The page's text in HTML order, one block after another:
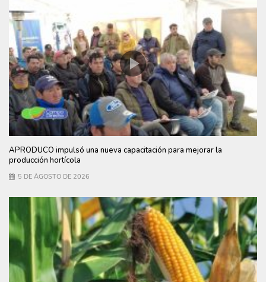
APRODUCO impulsó una nueva capacitación para mejorar la
producción hortícola
5 DE AGOSTO DE 2026